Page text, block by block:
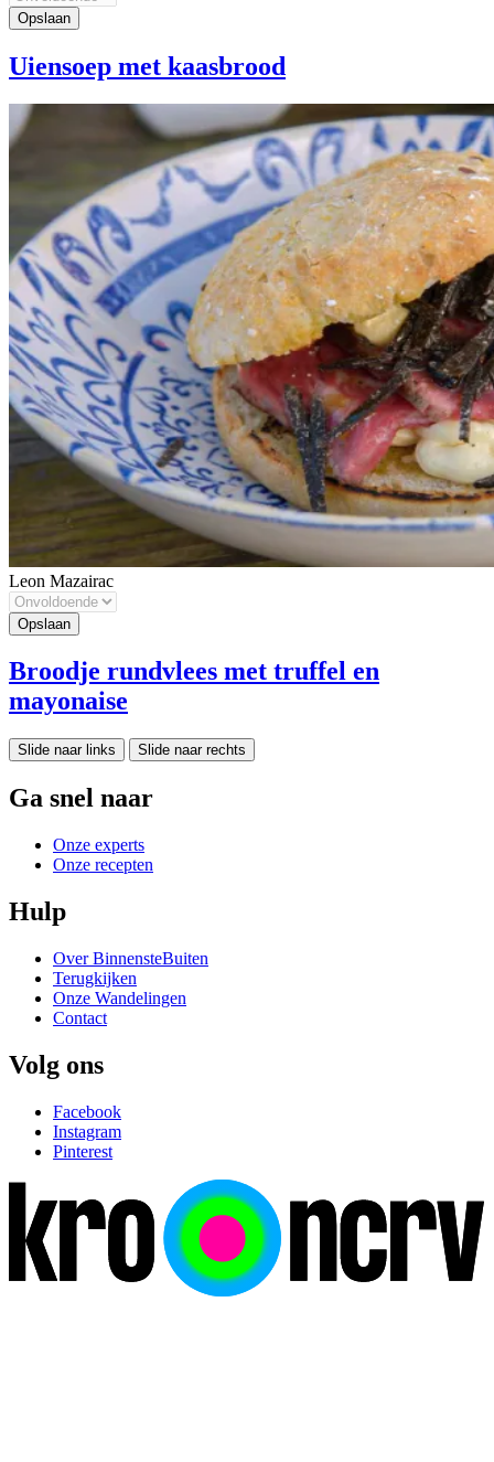
Uiensoep met kaasbrood
Leon Mazairac
Broodje rundvlees met truffel en
mayonaise
Slide naar links Slide naar rechts
Ga snel naar
Onze experts
Onze recepten
Hulp
Over BinnensteBuiten
Terugkijken
Onze Wandelingen
Contact
Volg ons
Facebook
Instagram
Pinterest